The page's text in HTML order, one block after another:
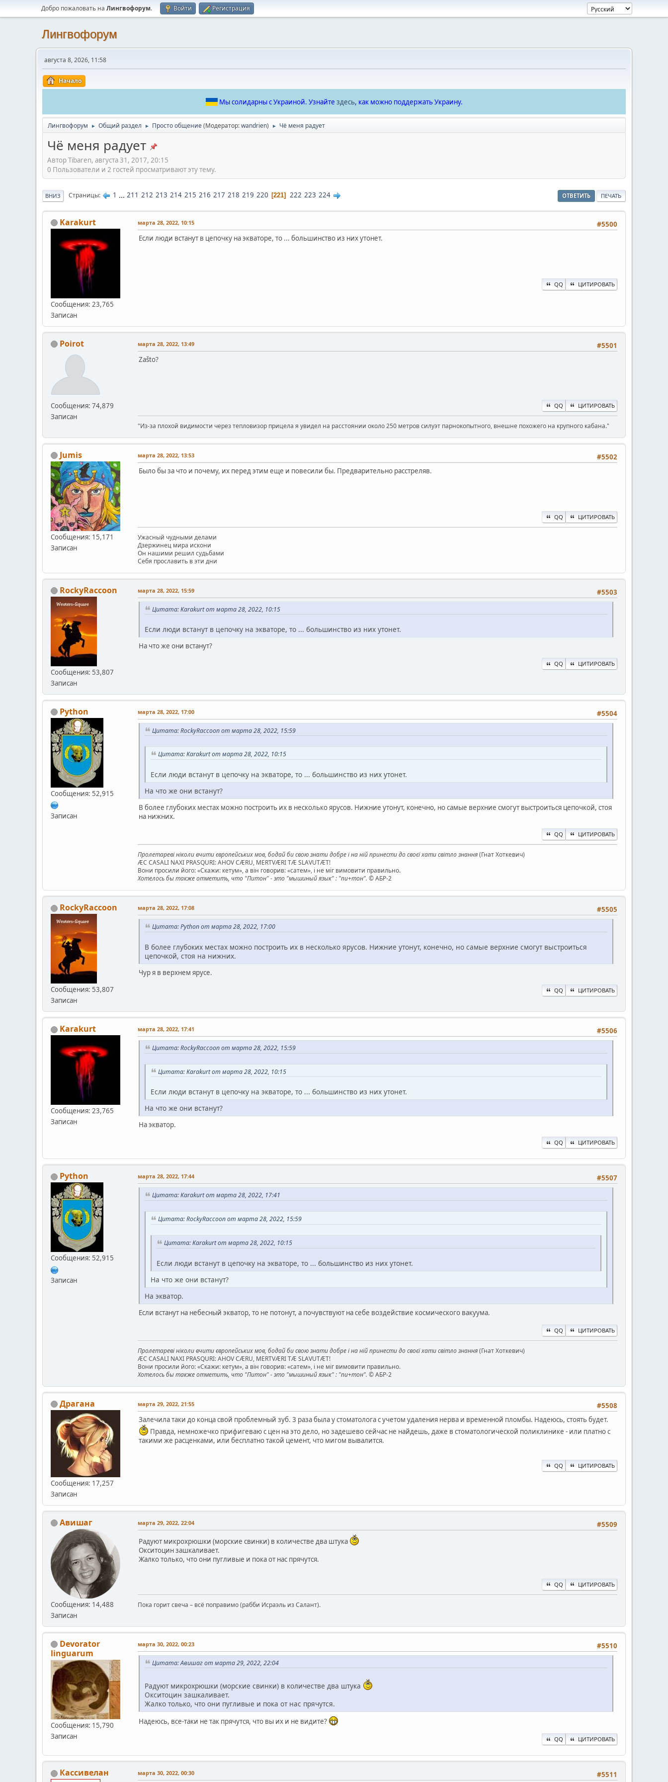
Добро пожаловать на Лингвофорум. Войти Регистрация
Лингвофорум
августа 8, 2026, 11:58
Начало
Мы солидарны с Украиной. Узнайте здесь, как можно поддержать Украину.
Лингвофорум ► Общий раздел ► Просто общение(Модератор:wandrien) ► Чё меня радует
Чё меня радует
Автор Tibaren, августа 31, 2017, 20:15
0 Пользователи и 2 гостей просматривают эту тему.
ОТВЕТИТЬ ПЕЧАТЬ
ВНИЗ Страницы 1 ... 211 212 213 214 215 216 217 218 219 220 221 222 223 224
Karakurt
Сообщения: 23,765
Записан
#5500
марта 28, 2022, 10:15
Если люди встанут в цепочку на экваторе, то ... большинство из них утонет.
QQ ЦИТИРОВАТЬ
Poirot
Сообщения: 74,879
Записан
#5501
марта 28, 2022, 13:49
Zašto?
QQ ЦИТИРОВАТЬ
"Из-за плохой видимости через тепловизор прицела я увидел на расстоянии около 250 метров силуэт парнокопытного, внешне похожего на крупного кабана."
Jumis
Сообщения: 15,171
Записан
#5502
марта 28, 2022, 13:53
Было бы за что и почему, их перед этим еще и повесили бы. Предварительно расстреляв.
QQ ЦИТИРОВАТЬ
Ужасный чудными делами
Дзержинец мира искони
Он нашими решил судьбами
Себя прославить в эти дни
RockyRaccoon
Сообщения: 53,807
Записан
#5503
марта 28, 2022, 15:59
Цитата: Karakurt от марта 28, 2022, 10:15
Если люди встанут в цепочку на экваторе, то ... большинство из них утонет.
На что же они встанут?
QQ ЦИТИРОВАТЬ
Python
Сообщения: 52,915
Записан
#5504
марта 28, 2022, 17:00
Цитата: RockyRaccoon от марта 28, 2022, 15:59
Цитата: Karakurt от марта 28, 2022, 10:15
Если люди встанут в цепочку на экваторе, то ... большинство из них утонет.
На что же они встанут?
В более глубоких местах можно построить их в несколько ярусов. Нижние утонут, конечно, но самые верхние смогут выстроиться цепочкой, стоя
на нижних.
QQ ЦИТИРОВАТЬ
Пролетареві ніколи вчити європейських мов, бодай би свою знати добре і на ній принести до своєї хати світло знання(Гнат Хоткевич)
ÆC CASALI NAXI PRASQURI: AHOV CÆRU, MERTVÆRI TÆ SLAVUTÆT!
Вони просили його: «Скажи: кетум», а він говорив: «сатем», і не міг вимовити правильно.
Хотелось бы также отметить, что "Питон" - это "мышиный язык" : "пи+тон". © АБР-2
RockyRaccoon
Сообщения: 53,807
Записан
#5505
марта 28, 2022, 17:08
Цитата: Python от марта 28, 2022, 17:00
В более глубоких местах можно построить их в несколько ярусов. Нижние утонут, конечно, но самые верхние смогут выстроиться
цепочкой, стоя на нижних.
Чур я в верхнем ярусе.
QQ ЦИТИРОВАТЬ
Karakurt
Сообщения: 23,765
Записан
#5506
марта 28, 2022, 17:41
Цитата: RockyRaccoon от марта 28, 2022, 15:59
Цитата: Karakurt от марта 28, 2022, 10:15
Если люди встанут в цепочку на экваторе, то ... большинство из них утонет.
На что же они встанут?
На экватор.
QQ ЦИТИРОВАТЬ
Python
Сообщения: 52,915
Записан
#5507
марта 28, 2022, 17:44
Цитата: Karakurt от марта 28, 2022, 17:41
Цитата: RockyRaccoon от марта 28, 2022, 15:59
Цитата: Karakurt от марта 28, 2022, 10:15
Если люди встанут в цепочку на экваторе, то ... большинство из них утонет.
На что же они встанут?
На экватор.
Если встанут на небесный экватор, то не потонут, а почувствуют на себе воздействие космического вакуума.
QQ ЦИТИРОВАТЬ
Пролетареві ніколи вчити європейських мов, бодай би свою знати добре і на ній принести до своєї хати світло знання(Гнат Хоткевич)
ÆC CASALI NAXI PRASQURI: AHOV CÆRU, MERTVÆRI TÆ SLAVUTÆT!
Вони просили його: «Скажи: кетум», а він говорив: «сатем», і не міг вимовити правильно.
Хотелось бы также отметить, что "Питон" - это "мышиный язык" : "пи+тон". © АБР-2
Драгана
Сообщения: 17,257
Записан
#5508
марта 29, 2022, 21:55
Залечила таки до конца свой проблемный зуб. 3 раза была у стоматолога с учетом удаления нерва и временной пломбы. Надеюсь, стоять будет.
Правда, немножечко прифигеваю с цен на это дело, но задешево сейчас не найдешь, даже в стоматологической поликлинике - или платно с
такими же расценками, или бесплатно такой цемент, что мигом вывалится.
QQ ЦИТИРОВАТЬ
Авишаг
Сообщения: 14,488
Записан
#5509
марта 29, 2022, 22:04
Радуют микрохрюшки (морские свинки) в количестве два штука
Окситоцин зашкаливает.
Жалко только, что они пугливые и пока от нас прячутся.
QQ ЦИТИРОВАТЬ
Пока горит свеча – всё поправимо (рабби Исраэль из Салант).
Devorator
linguarum
Сообщения: 15,790
Записан
#5510
марта 30, 2022, 00:23
Цитата: Авишаг от марта 29, 2022, 22:04
Радуют микрохрюшки (морские свинки) в количестве два штука
Окситоцин зашкаливает.
Жалко только, что они пугливые и пока от нас прячутся.
Надеюсь, все-таки не так прячутся, что вы их и не видите?
QQ ЦИТИРОВАТЬ
Кассивелан #5511
марта 30, 2022, 00:30